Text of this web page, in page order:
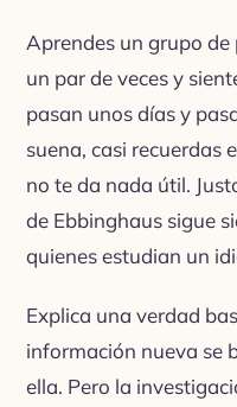
Aprendes un grupo
un par de veces y
pasan unos días y
suena, casi recuerdas
no te da nada útil.
de Ebbinghaus sigue
quienes estudian un
Explica una verdad
información nueva se
ella. Pero la